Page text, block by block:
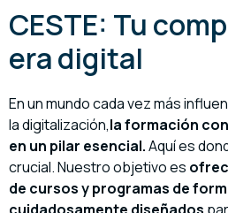
CESTE: Tu
era digital
En un mundo cada vez más
la digitalización,la formación
en un pilar esencial.Aquí es
crucial. Nuestro objetivo es
de cursos y programas de
cuidadosamente diseñados